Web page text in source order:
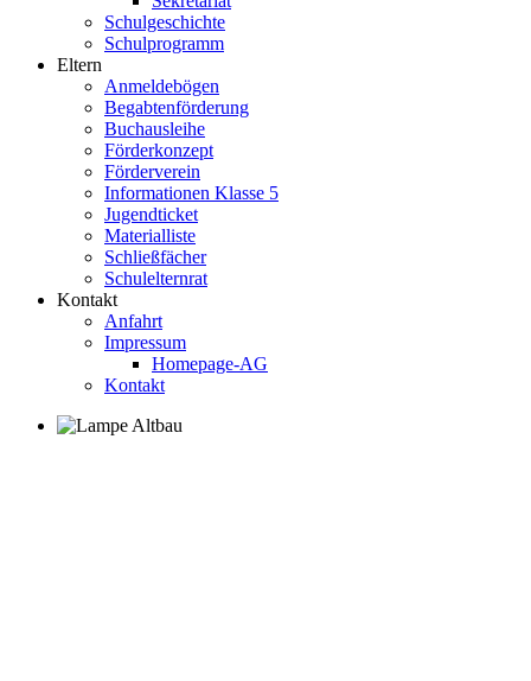
Schulgeschichte
Schulprogramm
Eltern
Anmeldebögen
Begabtenförderung
Buchausleihe
Förderkonzept
Förderverein
Informationen Klasse 5
Jugendticket
Materialliste
Schließfächer
Schulelternrat
Kontakt
Anfahrt
Impressum
Homepage-AG
Kontakt